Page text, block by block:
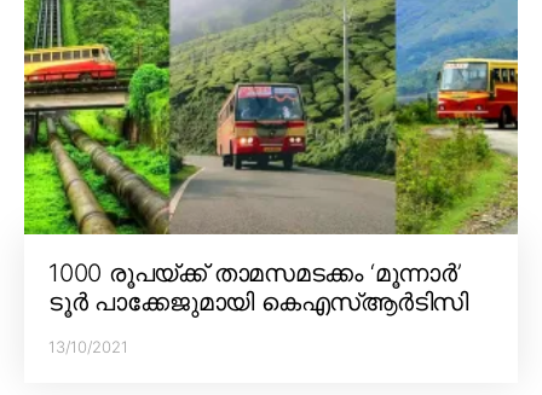
1000 രൂപയ്ക്ക് താമസമടക്കം ‘മൂന്നാർ’
ടൂർ പാക്കേജുമായി കെഎസ്ആർടിസി
13/10/2021